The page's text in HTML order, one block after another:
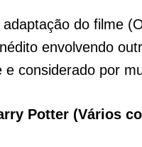
adaptação do filme
envolvendo
e considerado por
Potter (Vários